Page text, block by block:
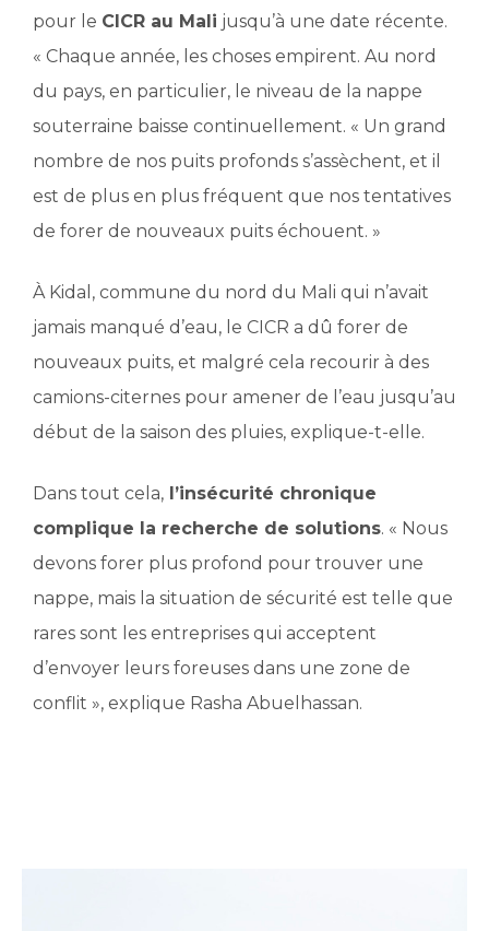
pour le CICR au Mali jusqu’à une date récente.
« Chaque année, les choses empirent. Au nord
du pays, en particulier, le niveau de la nappe
souterraine baisse continuellement. « Un grand
nombre de nos puits profonds s’assèchent, et il
est de plus en plus fréquent que nos tentatives
de forer de nouveaux puits échouent. »
À Kidal, commune du nord du Mali qui n’avait
jamais manqué d’eau, le CICR a dû forer de
nouveaux puits, et malgré cela recourir à des
camions-citernes pour amener de l’eau jusqu’au
début de la saison des pluies, explique-t-elle.
Dans tout cela, l’insécurité chronique
complique la recherche de solutions. « Nous
devons forer plus profond pour trouver une
nappe, mais la situation de sécurité est telle que
rares sont les entreprises qui acceptent
d’envoyer leurs foreuses dans une zone de
conflit », explique Rasha Abuelhassan.